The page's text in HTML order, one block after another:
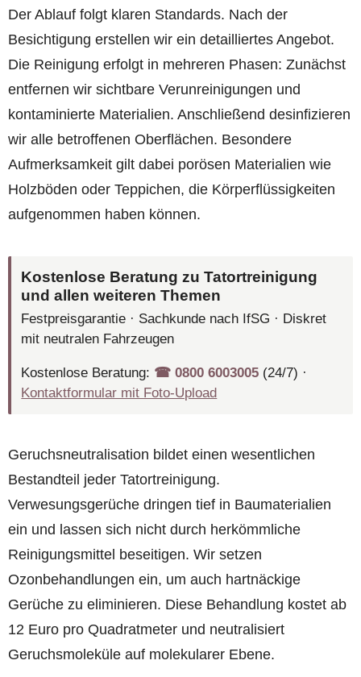
Der Ablauf folgt klaren Standards. Nach der
Besichtigung erstellen wir ein detailliertes Angebot.
Die Reinigung erfolgt in mehreren Phasen: Zunächst
entfernen wir sichtbare Verunreinigungen und
kontaminierte Materialien. Anschließend desinfizieren
wir alle betroffenen Oberflächen. Besondere
Aufmerksamkeit gilt dabei porösen Materialien wie
Holzböden oder Teppichen, die Körperflüssigkeiten
aufgenommen haben können.
Kostenlose Beratung zu Tatortreinigung
und allen weiteren Themen
Festpreisgarantie · Sachkunde nach IfSG · Diskret
mit neutralen Fahrzeugen
Kostenlose Beratung: ☎︎ 0800 6003005 (24/7) ·
Kontaktformular mit Foto-Upload
Geruchsneutralisation bildet einen wesentlichen
Bestandteil jeder Tatortreinigung.
Verwesungsgerüche dringen tief in Baumaterialien
ein und lassen sich nicht durch herkömmliche
Reinigungsmittel beseitigen. Wir setzen
Ozonbehandlungen ein, um auch hartnäckige
Gerüche zu eliminieren. Diese Behandlung kostet ab
12 Euro pro Quadratmeter und neutralisiert
Geruchsmoleküle auf molekularer Ebene.